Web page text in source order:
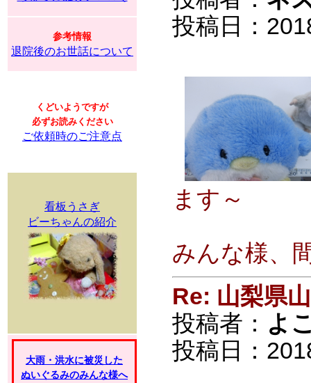
参考情報
退院後のお世話について
くどいようですが
必ずお読みください
ご依頼時のご注意点
看板うさぎ
ビーちゃんの紹介
大雨・洪水に被災した
ぬいぐるみのみんな様へ
投稿日：
ます～
みんな様、
Re: 山梨県
投稿者： よ
投稿日：